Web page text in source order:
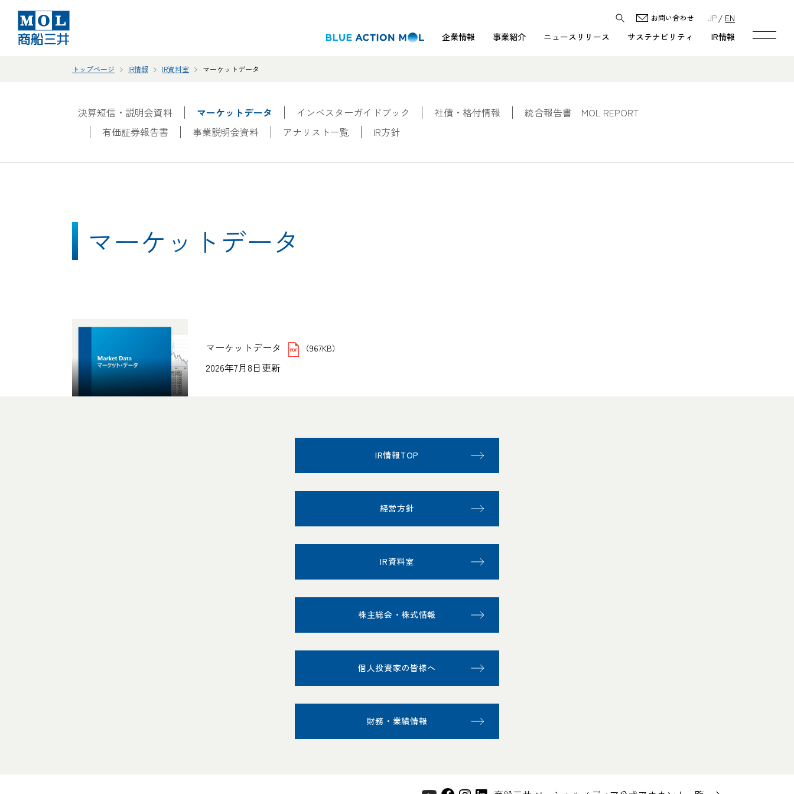
企業情報 事業紹介 ニュースリリース サステナビリティ IR情報
お問い合わせ JP EN
トップページ IR情報 IR資料室 マーケットデータ
決算短信・説明会資料 マーケットデータ インベスターガイドブック 社債・格付情報
統合報告書 MOL REPORT
有価証券報告書
事業説明会資料 アナリスト一覧 IR方針
マーケットデータ
マーケットデータ （967KB）
2026年7月8日更新
IR情報TOP
経営方針
IR資料室
株主総会・株式情報
個人投資家の皆様へ
財務・業績情報